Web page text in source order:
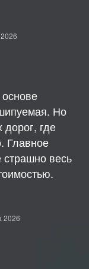
Но
дорог, где
Главное
страшно весь
2026